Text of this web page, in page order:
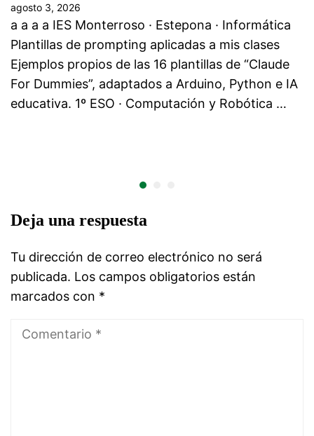
agosto 3, 2026
a a a a IES Monterroso · Estepona · Informática
Plantillas de prompting aplicadas a mis clases
Ejemplos propios de las 16 plantillas de “Claude
For Dummies”, adaptados a Arduino, Python e IA
educativa. 1º ESO · Computación y Robótica …
Deja una respuesta
Tu dirección de correo electrónico no será
publicada. Los campos obligatorios están
marcados con *